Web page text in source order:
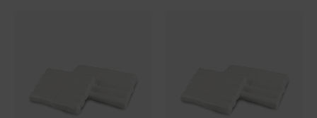
Zdravotná starostlivosť, vhodné pre všetky